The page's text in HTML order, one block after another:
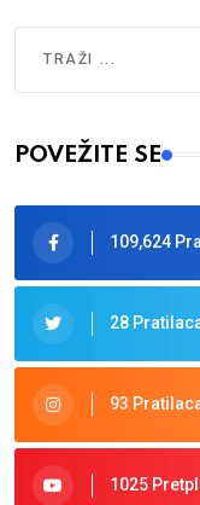
Type 2 or more
POVEŽITE SE
109,624
28
93
1025